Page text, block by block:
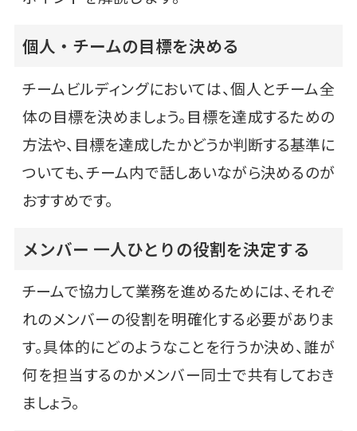
個人・チームの目標を決める
チームビルディングにおいては、個人とチーム全
体の目標を決めましょう。目標を達成するための
方法や、目標を達成したかどうか判断する基準に
ついても、チーム内で話しあいながら決めるのが
おすすめです。
メンバー 一人ひとりの役割を決定する
チームで協力して業務を進めるためには、それぞ
れのメンバーの役割を明確化する必要がありま
す。具体的にどのようなことを行うか決め、誰が
何を担当するのかメンバー同士で共有しておき
ましょう。